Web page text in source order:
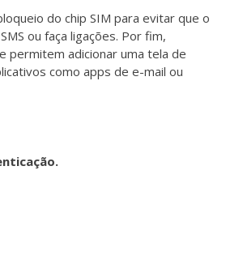
do chip SIM para evitar que o
ou faça ligações. Por fim,
permitem adicionar uma tela de
como apps de e-mail ou